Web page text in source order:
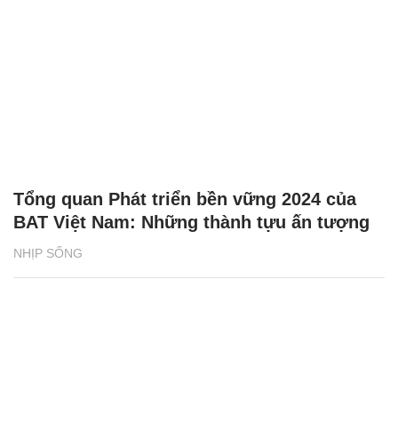
NHỊP SỐNG
Tổng quan Phát triển bền vững 2024 của
BAT Việt Nam: Những thành tựu ấn tượng